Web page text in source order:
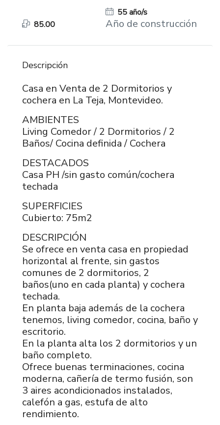
85.00
55 año/s
Año de construcción
Descripción
Casa en Venta de 2 Dormitorios y
cochera en La Teja, Montevideo.
AMBIENTES
Living Comedor / 2 Dormitorios / 2
Baños/ Cocina definida / Cochera
DESTACADOS
Casa PH /sin gasto común/cochera
techada
SUPERFICIES
Cubierto: 75m2
DESCRIPCIÓN
Se ofrece en venta casa en propiedad
horizontal al frente, sin gastos
comunes de 2 dormitorios, 2
baños(uno en cada planta) y cochera
techada.
En planta baja además de la cochera
tenemos, living comedor, cocina, baño y
escritorio.
En la planta alta los 2 dormitorios y un
baño completo.
Ofrece buenas terminaciones, cocina
moderna, cañería de termo fusión, son
3 aires acondicionados instalados,
calefón a gas, estufa de alto
rendimiento.